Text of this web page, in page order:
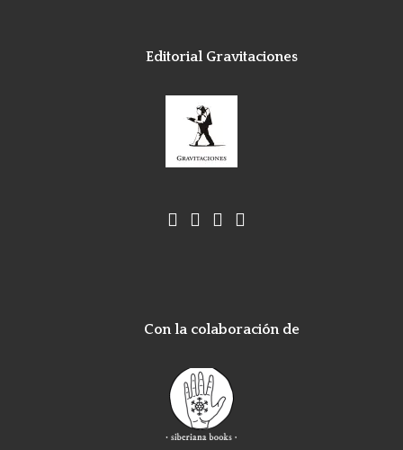
Editorial Gravitaciones
Con la colaboración de